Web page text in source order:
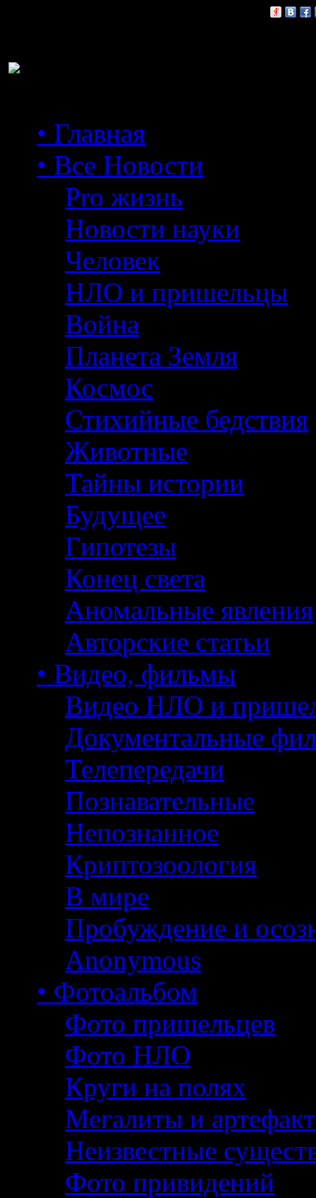
• Главная
• Все Новости
Pro жизнь
Новости науки
Человек
НЛО и пришельцы
Война
Планета Земля
Космос
Стихийные бедствия
Животные
Тайны истории
Будущее
Гипотезы
Конец света
Аномальные явления
Авторские статьи
• Видео, фильмы
Видео НЛО и
Документальные
Телепередачи
Познавательные
Непознанное
Криптозоология
В мире
Пробуждение и
Anonymous
• Фотоальбом
Фото пришельцев
Фото НЛО
Круги на полях
Мегалиты и
Неизвестные
Фото привидений